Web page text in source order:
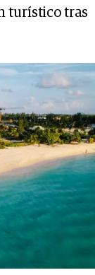
turístico tras